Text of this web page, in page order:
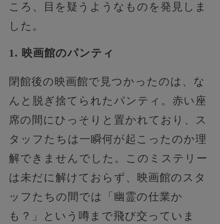
ころ、目を疑うようなものを発見しま
した。
1. 映画館のパンティ
閉館後の映画館で見つかったのは、な
んと脱ぎ捨てられたパンティ。赤い座
席の間にひっそりと置かれており、ス
タッフたちは一瞬何が起こったのか理
解できませんでした。このミステリー
は未だに解けておらず、映画館のスタ
ッフたちの間では「幽霊の仕業か
も？」という噂まで飛び交っていま